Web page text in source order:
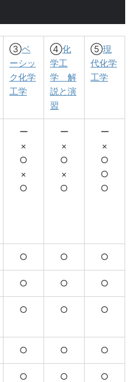
③ベ
ーシッ
ク化学
工学
④化
学工
学 解
説と演
習
⑤現
代化学
工学
ー
×
○
×
○
ー
×
○
×
○
ー
×
○
○
○
○ ○ ○
○ ○ ○
○ ○ ○
○ ○ ○
○ ○ ○